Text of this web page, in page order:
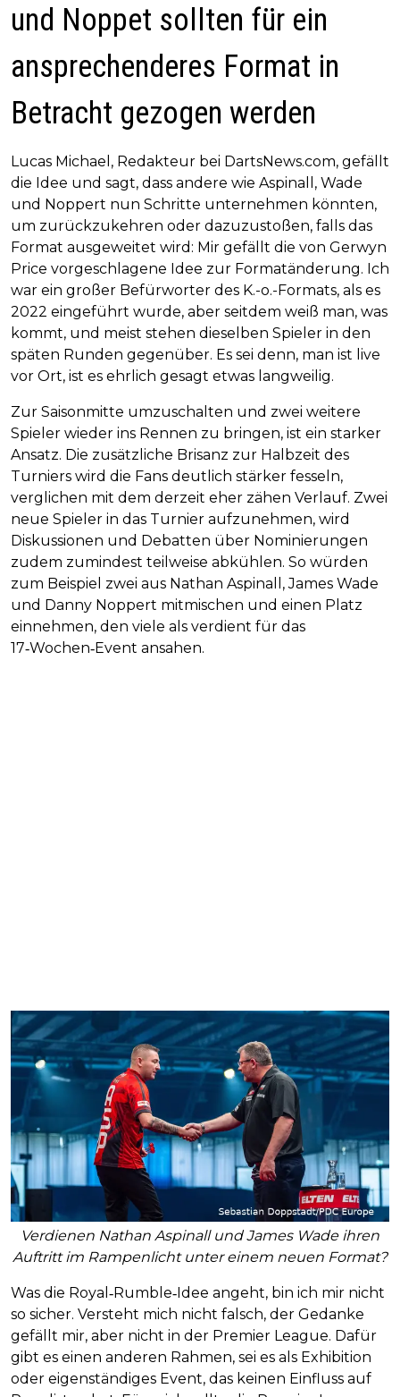
und Noppet sollten für ein
ansprechenderes Format in
Betracht gezogen werden
Lucas Michael, Redakteur bei DartsNews.com, gefällt
die Idee und sagt, dass andere wie Aspinall, Wade
und Noppert nun Schritte unternehmen könnten,
um zurückzukehren oder dazuzustoßen, falls das
Format ausgeweitet wird: Mir gefällt die von Gerwyn
Price vorgeschlagene Idee zur Formatänderung. Ich
war ein großer Befürworter des K.-o.-Formats, als es
2022 eingeführt wurde, aber seitdem weiß man, was
kommt, und meist stehen dieselben Spieler in den
späten Runden gegenüber. Es sei denn, man ist live
vor Ort, ist es ehrlich gesagt etwas langweilig.
Zur Saisonmitte umzuschalten und zwei weitere
Spieler wieder ins Rennen zu bringen, ist ein starker
Ansatz. Die zusätzliche Brisanz zur Halbzeit des
Turniers wird die Fans deutlich stärker fesseln,
verglichen mit dem derzeit eher zähen Verlauf. Zwei
neue Spieler in das Turnier aufzunehmen, wird
Diskussionen und Debatten über Nominierungen
zudem zumindest teilweise abkühlen. So würden
zum Beispiel zwei aus Nathan Aspinall, James Wade
und Danny Noppert mitmischen und einen Platz
einnehmen, den viele als verdient für das
17‑Wochen‑Event ansahen.
Verdienen Nathan Aspinall und James Wade ihren
Auftritt im Rampenlicht unter einem neuen Format?
Was die Royal‑Rumble‑Idee angeht, bin ich mir nicht
so sicher. Versteht mich nicht falsch, der Gedanke
gefällt mir, aber nicht in der Premier League. Dafür
gibt es einen anderen Rahmen, sei es als Exhibition
oder eigenständiges Event, das keinen Einfluss auf